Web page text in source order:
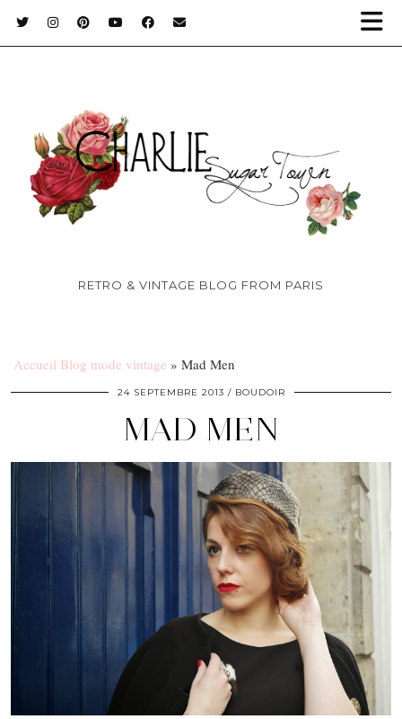
RETRO & VINTAGE BLOG FROM PARIS
Accueil Blog mode vintage » Mad Men
24 SEPTEMBRE 2013 BOUDOIR
MAD MEN